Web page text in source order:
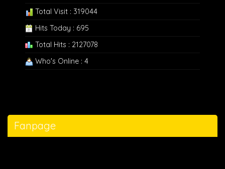
Total Visit : 319044
Hits Today : 695
Total Hits : 2127078
Who's Online : 4
Fanpage